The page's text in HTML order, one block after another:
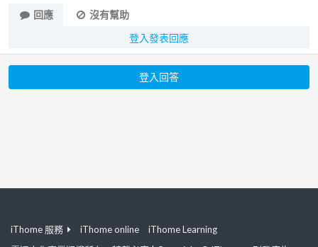
回應
沒有幫助
登入發表回應
登入回答
iThome 服務 iThome online
iThome Learning